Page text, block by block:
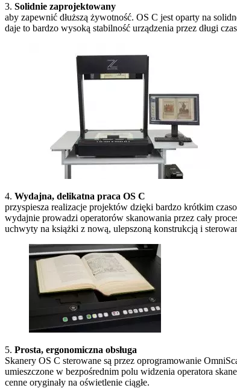
3. Solidnie zaprojektowany
aby zapewnić dłuższą żywotność. OS C jest oparty na
daje to bardzo wysoką stabilność urządzenia przez długi
4. Wydajna, delikatna praca OS C
przyspiesza realizacje projektów dzięki bardzo krótkim
wydajnie prowadzi operatorów skanowania przez cały
uchwyty na książki z nową, ulepszoną konstrukcją i
5. Prosta, ergonomiczna obsługa
Skanery OS C sterowane są przez oprogramowanie
umieszczone w bezpośrednim polu widzenia operatora
cenne oryginały na oświetlenie ciągłe.